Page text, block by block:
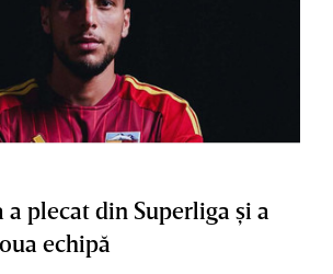
a plecat din Superliga şi a
echipă